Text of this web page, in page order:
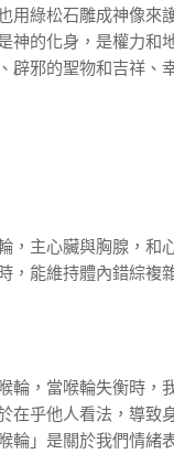
用綠松石雕成神像來
神的化身，是權力和
辟邪的聖物和吉祥、
，主心臟與胸腺，和
，能維持體內錯綜複
輪，當喉輪失衡時，
在乎他人看法，導致
輪」是關於我們情緒